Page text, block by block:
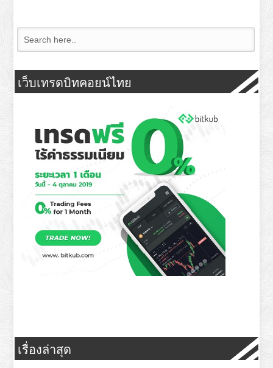
เว็บเทรดบิทคอยน์ไทย
เรื่องล่าสุด